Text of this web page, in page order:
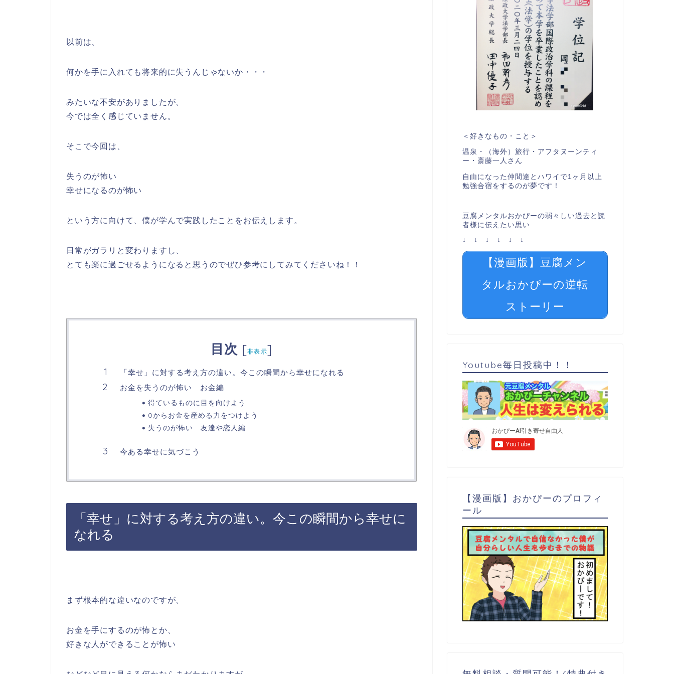
以前は、
何かを手に入れても将来的に失うんじゃないか・・・
みたいな不安がありましたが、
今では全く感じていません。
そこで今回は、
失うのが怖い
幸せになるのが怖い
という方に向けて、僕が学んで実践したことをお伝えします。
日常がガラリと変わりますし、
とても楽に過ごせるようになると思うのでぜひ参考にしてみてくださいね！！
目次 [非表示]
「幸せ」に対する考え方の違い。今この瞬間から幸せになれる
お金を失うのが怖い お金編
得ているものに目を向けよう
0からお金を産める力をつけよう
失うのが怖い 友達や恋人編
今ある幸せに気づこう
「幸せ」に対する考え方の違い。今この瞬間から幸せに
なれる
まず根本的な違いなのですが、
お金を手にするのが怖とか、
好きな人ができることが怖い
＜好きなもの・こと＞
温泉・（海外）旅行・アフタヌーンティ
ー・斎藤一人さん
自由になった仲間達とハワイで1ヶ月以上
勉強合宿をするのが夢です！
豆腐メンタルおかぴーの弱々しい過去と読
者様に伝えたい思い
↓ ↓ ↓ ↓ ↓ ↓
【漫画版】豆腐メン
タルおかぴーの逆転
ストーリー
Youtube毎日投稿中！！
【漫画版】おかぴーのプロフィ
ール